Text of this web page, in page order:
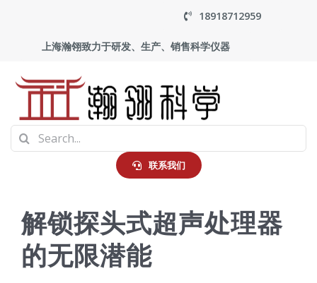
content
18918712959
上海瀚翎致力于研发、生产、销售科学仪器
首页
应用
Search
for:
联系我们
解锁探头式超声处理器
的无限潜能